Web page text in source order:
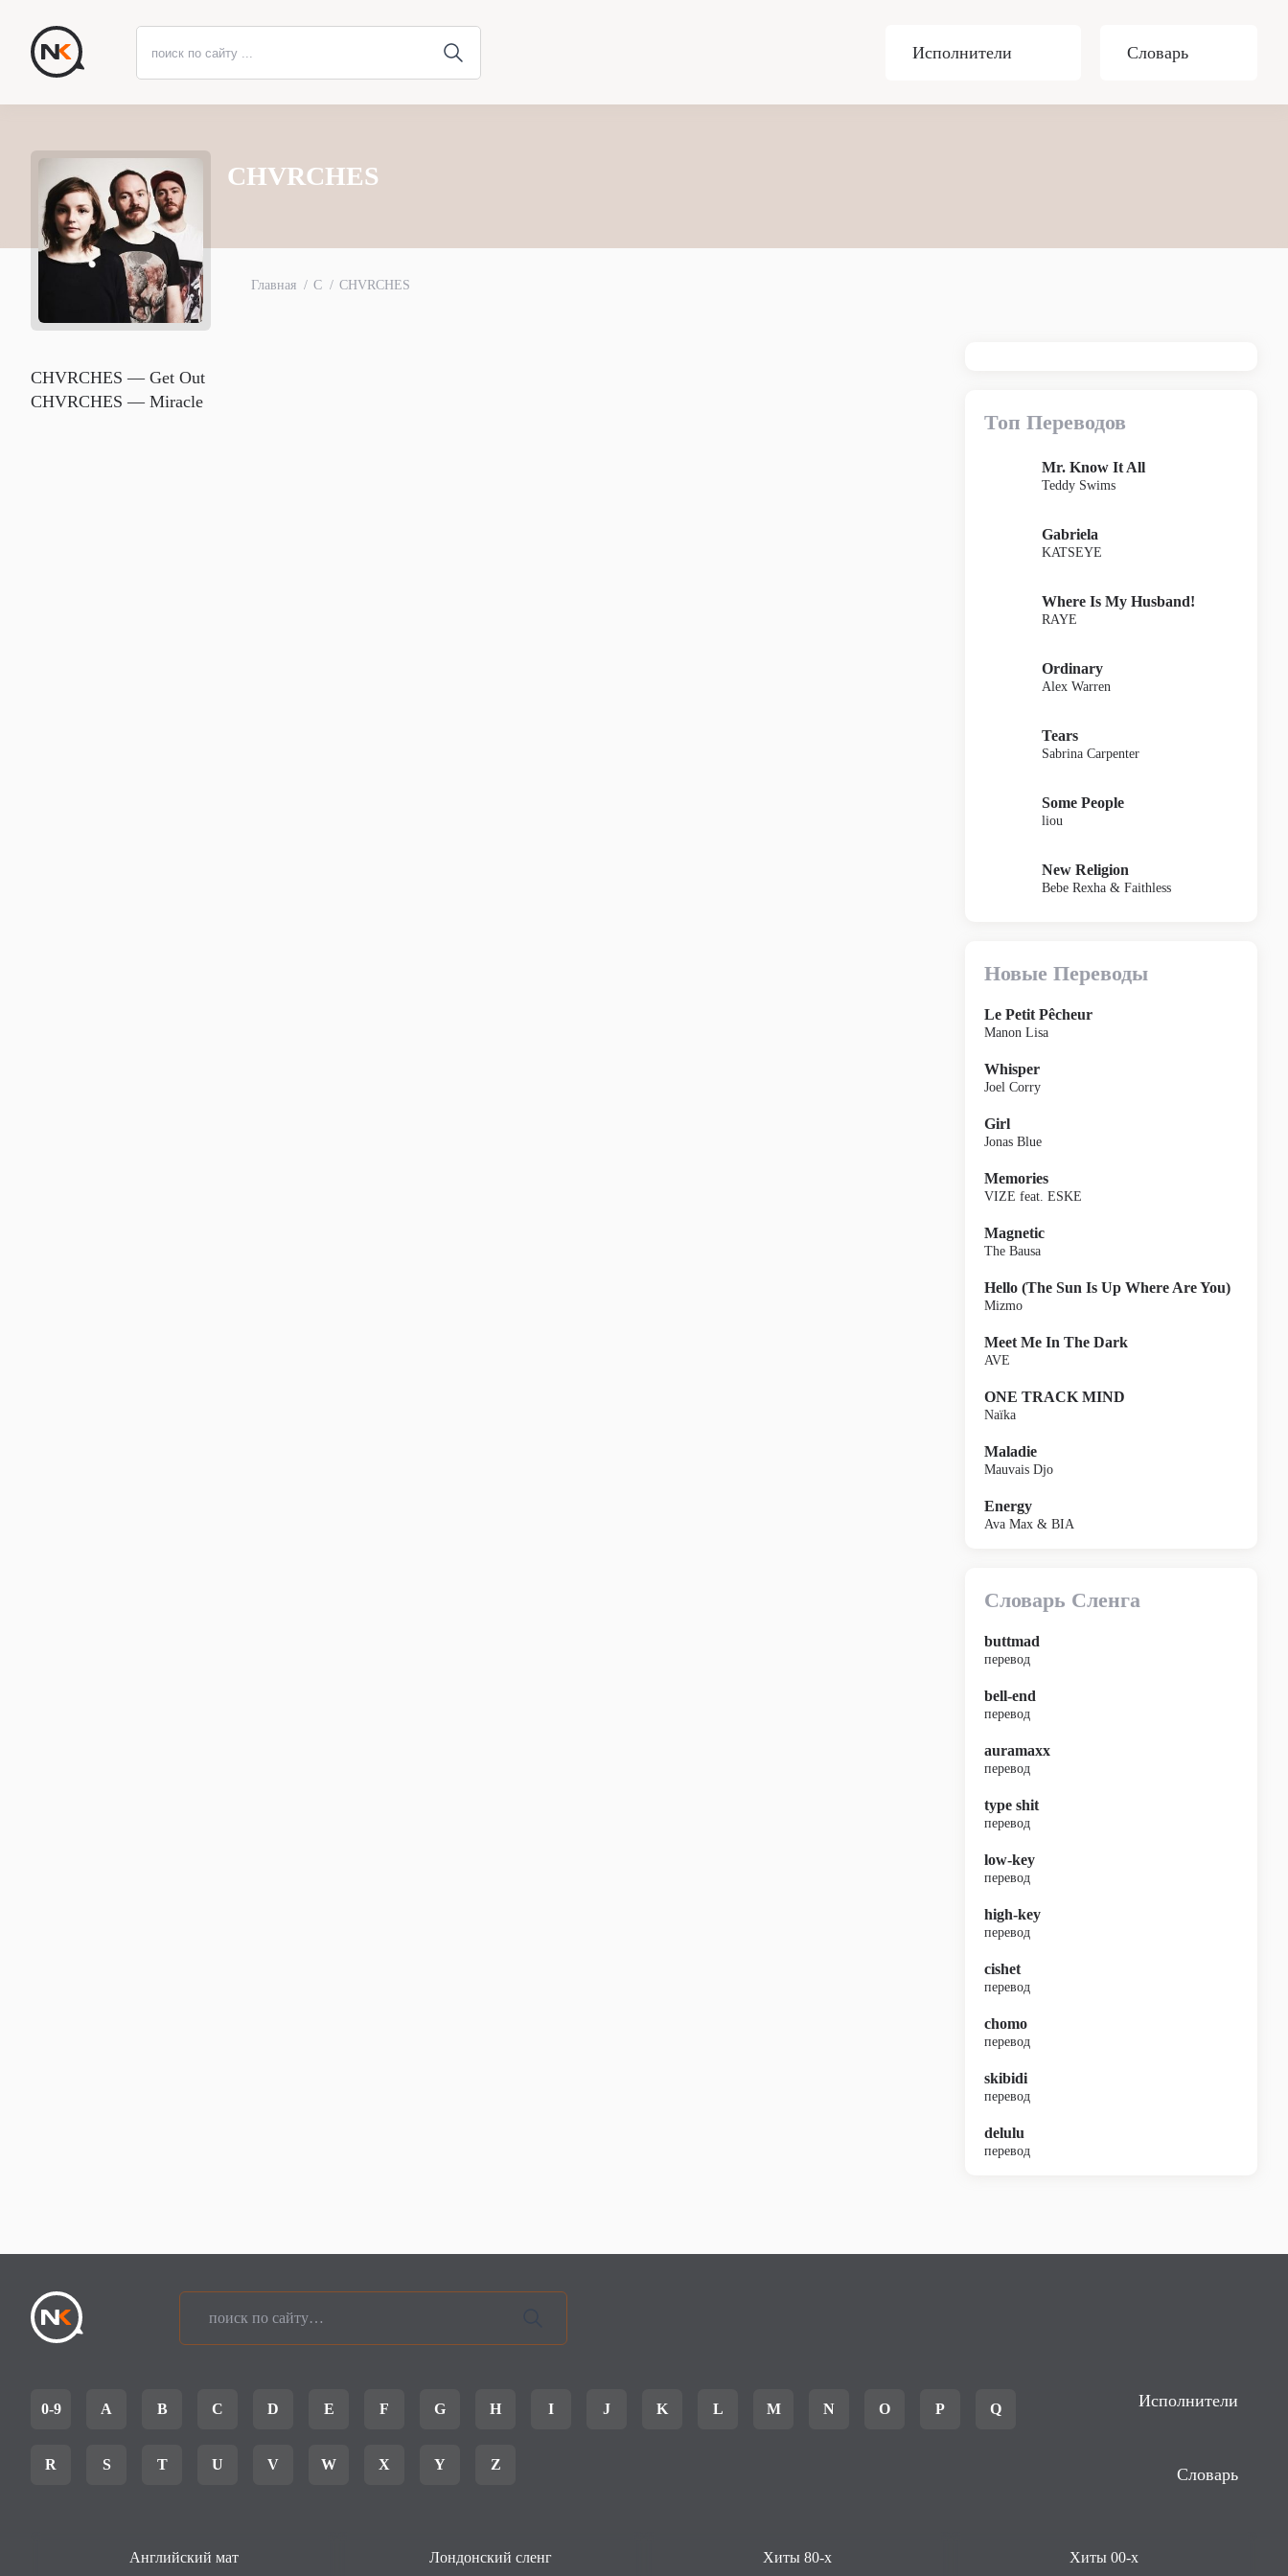
Исполнители Словарь
CHVRCHES
Главная C CHVRCHES
CHVRCHES — Get Out
CHVRCHES — Miracle
Топ Переводов
Mr. Know It All
Teddy Swims
Gabriela
KATSEYE
Where Is My Husband!
RAYE
Ordinary
Alex Warren
Tears
Sabrina Carpenter
Some People
liou
New Religion
Bebe Rexha & Faithless
Новые Переводы
Le Petit Pêcheur
Manon Lisa
Whisper
Joel Corry
Girl
Jonas Blue
Memories
VIZE feat. ESKE
Magnetic
The Bausa
Hello (The Sun Is Up Where Are You)
Mizmo
Meet Me In The Dark
AVE
ONE TRACK MIND
Naïka
Maladie
Mauvais Djo
Energy
Ava Max & BIA
Словарь Сленга
buttmad
перевод
bell-end
перевод
auramaxx
перевод
type shit
перевод
low-key
перевод
high-key
перевод
cishet
перевод
chomo
перевод
skibidi
перевод
delulu
перевод
0-9 A B C D E F G H I J K L M N O P Q
R S T U V W X Y Z
Исполнители
Словарь
Английский мат Лондонский сленг Хиты 80-х Хиты 00-х